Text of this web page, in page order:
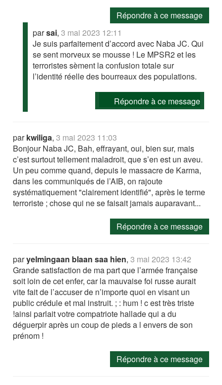
Répondre à ce message
parsai,3 mai 2023 12:11
Je suis parfaitement d’accord avec Naba JC. Qui
se sent morveux se mousse ! Le MPSR2 et les
terroristes sèment la confusion totale sur
l’identité réelle des bourreaux des populations.
Répondre à ce message
parkwiliga,3 mai 2023 11:03
Bonjour Naba JC, Bah, effrayant, oui, bien sur, mais
c’est surtout tellement maladroit, que s’en est un aveu.
Un peu comme quand, depuis le massacre de Karma,
dans les communiqués de l’AIB, on rajoute
systématiquement "clairement identifié", après le terme
terroriste ; chose qui ne se faisait jamais auparavant...
Répondre à ce message
paryelmingaan blaan saa hien,3 mai 2023 13:42
Grande satisfaction de ma part que l’armée française
soit loin de cet enfer, car la mauvaise foi russe aurait
vite fait de l’accuser de n’importe quoi en visant un
public crédule et mal instruit. ; : hum ! c est très triste
!ainsi parlait votre compatriote hallade qui a du
déguerpir après un coup de pieds a l envers de son
prénom !
Répondre à ce message